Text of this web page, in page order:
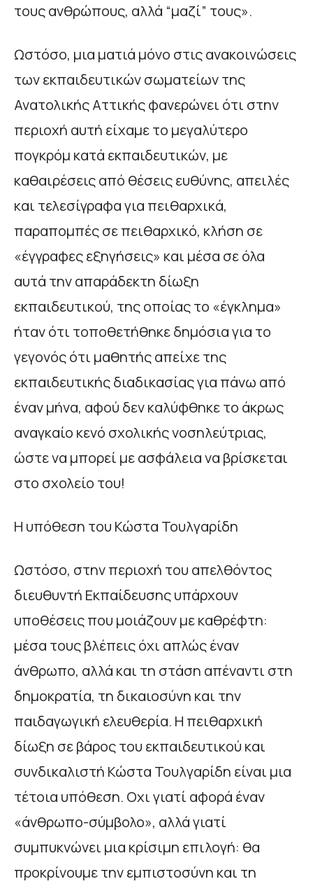
τους ανθρώπους, αλλά “μαζί” τους».
Ωστόσο, μια ματιά μόνο στις ανακοινώσεις
των εκπαιδευτικών σωματείων της
Ανατολικής Αττικής φανερώνει ότι στην
περιοχή αυτή είχαμε το μεγαλύτερο
πογκρόμ κατά εκπαιδευτικών, με
καθαιρέσεις από θέσεις ευθύνης, απειλές
και τελεσίγραφα για πειθαρχικά,
παραπομπές σε πειθαρχικό, κλήση σε
«έγγραφες εξηγήσεις» και μέσα σε όλα
αυτά την απαράδεκτη δίωξη
εκπαιδευτικού, της οποίας το «έγκλημα»
ήταν ότι τοποθετήθηκε δημόσια για το
γεγονός ότι μαθητής απείχε της
εκπαιδευτικής διαδικασίας για πάνω από
έναν μήνα, αφού δεν καλύφθηκε το άκρως
αναγκαίο κενό σχολικής νοσηλεύτριας,
ώστε να μπορεί με ασφάλεια να βρίσκεται
στο σχολείο του!
Η υπόθεση του Κώστα Τουλγαρίδη
Ωστόσο, στην περιοχή του απελθόντος
διευθυντή Εκπαίδευσης υπάρχουν
υποθέσεις που μοιάζουν με καθρέφτη:
μέσα τους βλέπεις όχι απλώς έναν
άνθρωπο, αλλά και τη στάση απέναντι στη
δημοκρατία, τη δικαιοσύνη και την
παιδαγωγική ελευθερία. Η πειθαρχική
δίωξη σε βάρος του εκπαιδευτικού και
συνδικαλιστή Κώστα Τουλγαρίδη είναι μια
τέτοια υπόθεση. Οχι γιατί αφορά έναν
«άνθρωπο-σύμβολο», αλλά γιατί
συμπυκνώνει μια κρίσιμη επιλογή: θα
προκρίνουμε την εμπιστοσύνη και τη